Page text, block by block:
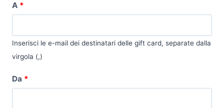
A *
Inserisci le e-mail dei destinatari delle gift card, separate dalla
virgola (,)
Da *